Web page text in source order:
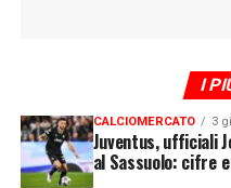
I
CALCIOMERCATO 3
Juventus, ufficiali
al Sassuolo: cifre